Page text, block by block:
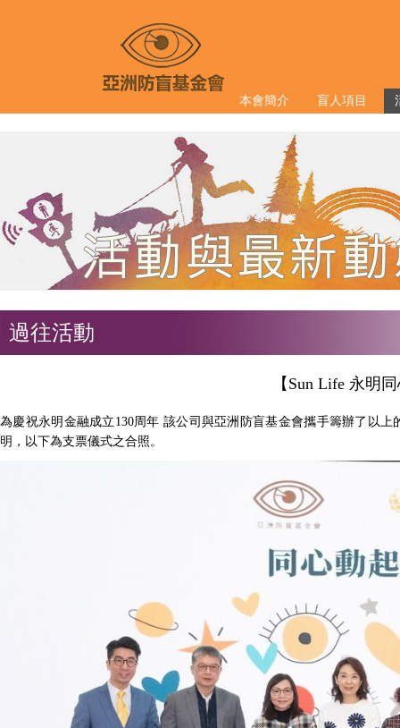
本會簡介 盲人項目
過往活動
【Sun Life 永明
為慶祝永明金融成立130周年 該公司與亞洲防盲基金會攜手籌辦了以
明，以下為支票儀式之合照。